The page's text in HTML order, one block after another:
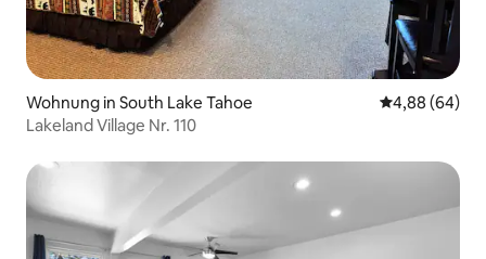
Wohnung in South Lake Tahoe
4,88 (64)
Lakeland Village Nr. 110